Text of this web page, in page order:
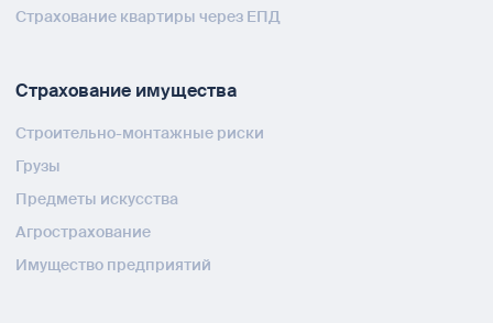
Страхование квартиры через ЕПД
Страхование имущества
Строительно-монтажные риски
Грузы
Предметы искусства
Агрострахование
Имущество предприятий